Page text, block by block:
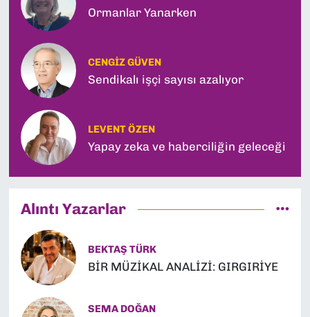
Ormanlar Yanarken
CENGIZ GÜVEN
Sendikalı işçi sayısı azalıyor
LEVENT ÖZEN
Yapay zeka ve haberciliğin geleceği
Alıntı Yazarlar
BEKTAŞ TÜRK
BİR MÜZİKAL ANALİZİ: GIRGIRİYE
SEMA DOĞAN